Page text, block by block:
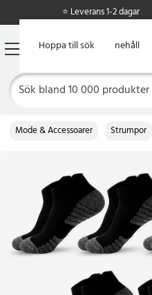
Hoppa till huvudinnehåll
Hoppa till sök
⭐ Leverans 1-2 dagar
Mode & Accessoarer Strumpor